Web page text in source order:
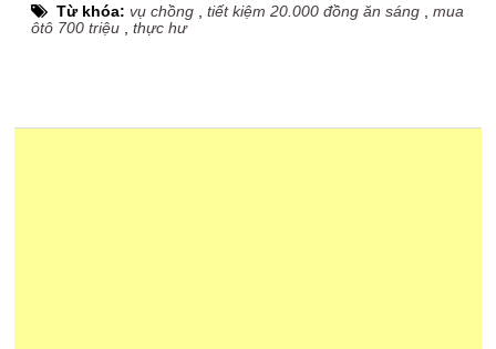
Từ khóa:vụ chồng ,tiết kiệm 20.000 đồng ăn sáng ,mua
ôtô 700 triệu ,thực hư